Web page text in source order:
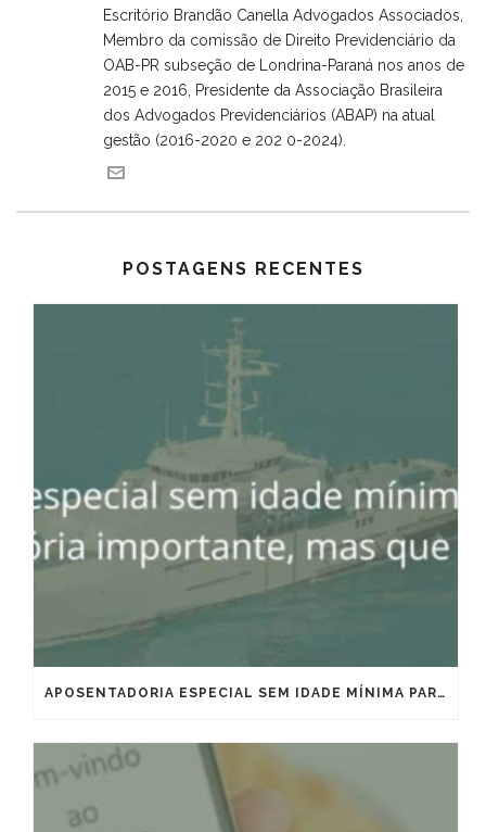
Escritório Brandão Canella Advogados Associados,
Membro da comissão de Direito Previdenciário da
OAB-PR subseção de Londrina-Paraná nos anos de
2015 e 2016, Presidente da Associação Brasileira
dos Advogados Previdenciários (ABAP) na atual
gestão (2016-2020 e 202 0-2024).
POSTAGENS RECENTES
APOSENTADORIA ESPECIAL SEM IDADE MÍNIMA PARA MARÍTIMOS E OFFSHORE: VITÓRIA IMPORTANTE, MAS QUE EXIGE ESTRATÉGIA